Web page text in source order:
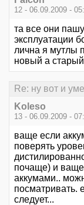
12 - 06.09.2009 -
та все они
эксплуатации
лична я мутлы
новый а
Re: ну вот и
Koleso
13 - 06.09.2009 -
ваще если
поверять
почаще) и ваще
аккумами..
посматривать.
следует...